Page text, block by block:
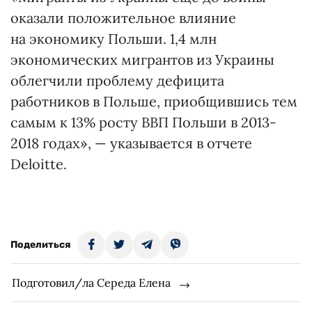
оказали положительное влияние
на экономику Польши. 1,4 млн
экономических мигрантов из Украины
облегчили проблему дефицита
работников в Польше, приобщившись тем
самым к 13% росту ВВП Польши в 2013-
2018 годах», — указывается в отчете
Deloitte.
Поделиться
Подготовил/ла Середа Елена